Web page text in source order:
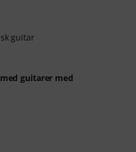
guitar
guitarer med